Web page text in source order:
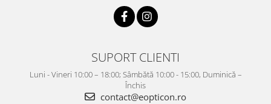
SUPORT CLIENTI
Luni - Vineri 10:00 – 18:00; Sâmbătă 10:00 - 15:00, Duminică –
Închis
contact@eopticon.ro